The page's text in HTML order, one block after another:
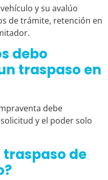
y su avalúo
de trámite, retención en
debo
traspaso en
debe
y el poder solo
de